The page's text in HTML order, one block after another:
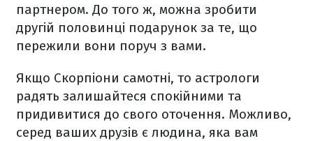
партнером. До того ж, можна зробити
другій половинці подарунок за те, що
пережили вони поруч з вами.
Якщо Скорпіони самотні, то астрологи
радять залишайтеся спокійними та
придивитися до свого оточення. Можливо,
серед ваших друзів є людина, яка вам